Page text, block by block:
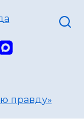
правду»